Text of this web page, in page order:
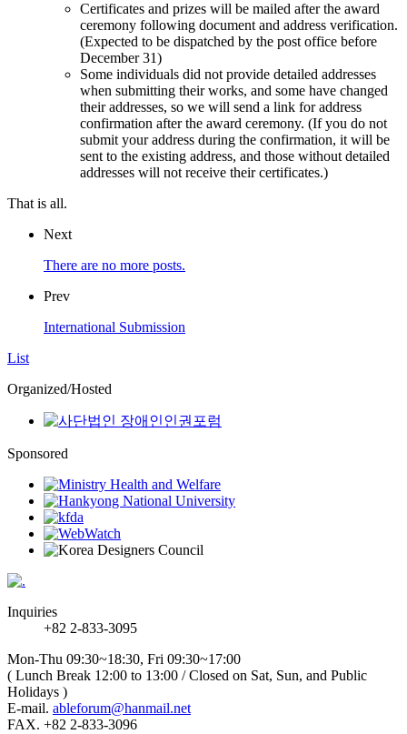
Certificates and prizes will be mailed after the award
ceremony following document and address verification.
(Expected to be dispatched by the post office before
December 31)
Some individuals did not provide detailed addresses
when submitting their works, and some have changed
their addresses, so we will send a link for address
confirmation after the award ceremony. (If you do not
submit your address during the confirmation, it will be
sent to the existing address, and those without detailed
addresses will not receive their certificates.)
That is all.
Next
There are no more posts.
Prev
International Submission
List
Organized/Hosted
Sponsored
Inquiries
+82 2-833-3095
Mon-Thu 09:30~18:30, Fri 09:30~17:00
( Lunch Break 12:00 to 13:00 / Closed on Sat, Sun, and Public
Holidays )
E-mail. ableforum@hanmail.net
FAX. +82 2-833-3096